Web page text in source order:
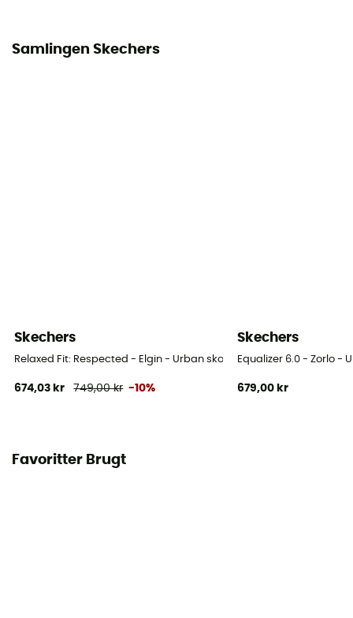
Samlingen Skechers
Skechers
Relaxed Fit: Respected - Elgin - Urban sko - Herrer
674,03 kr 749,00 kr -10%
Skechers
Equalizer 6.0 - Zorlo -
679,00 kr
Favoritter Brugt